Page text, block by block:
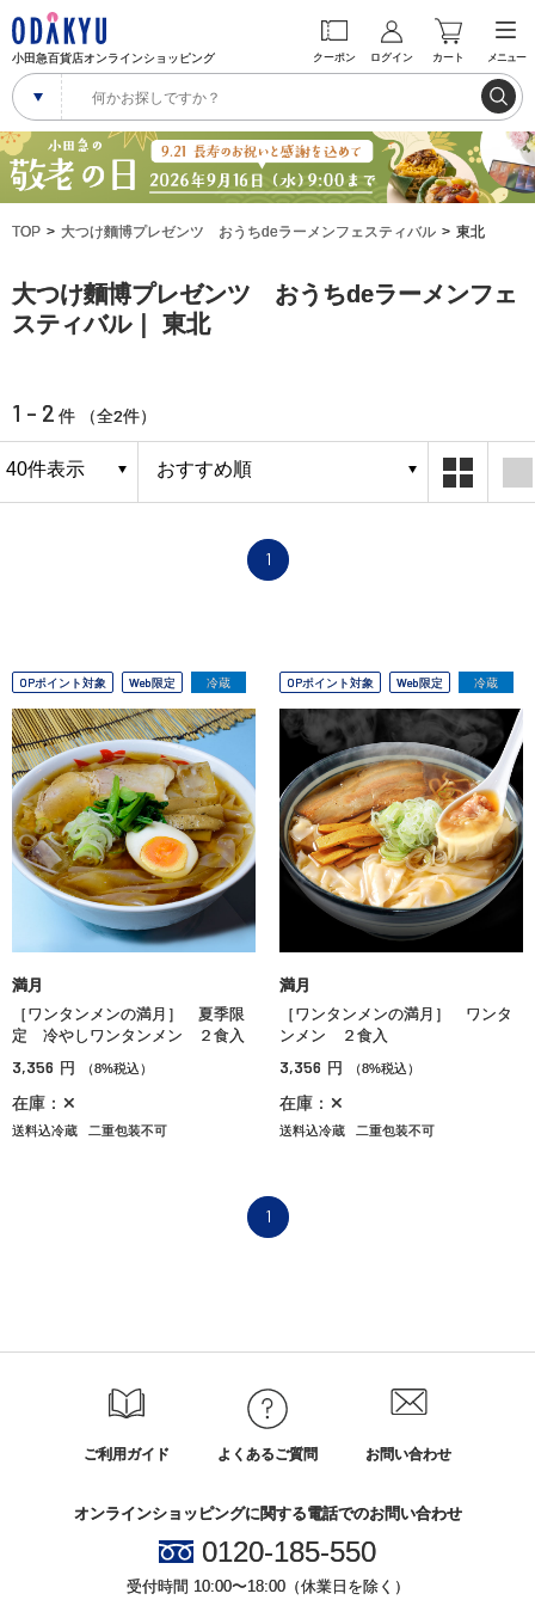
小田急百貨店オンラインショッピング クーポン ログイン カート メニュー
TOP 大つけ麵博プレゼンツ おうちdeラーメンフェスティバル 東北
大つけ麵博プレゼンツ おうちdeラーメンフェ
スティバル｜ 東北
1 - 2 件 （全2件）
1
OPポイント対象 Web限定 冷蔵
満月
［ワンタンメンの満月］ 夏季限
定 冷やしワンタンメン ２食入
3,356 円 （8%税込）
在庫：✕
送料込冷蔵 二重包装不可
OPポイント対象 Web限定 冷蔵
満月
［ワンタンメンの満月］ ワンタ
ンメン ２食入
3,356 円 （8%税込）
在庫：✕
送料込冷蔵 二重包装不可
1
ご利用ガイド よくあるご質問 お問い合わせ
オンラインショッピングに関する電話でのお問い合わせ
0120-185-550
受付時間 10:00〜18:00（休業日を除く）